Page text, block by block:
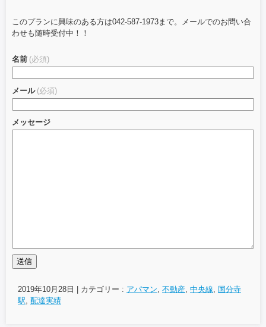
このプランに興味のある方は042-587-1973まで。メールでのお問い合
わせも随時受付中！！
名前 (必須)
メール (必須)
メッセージ
送信
2019年10月28日 カテゴリー : アパマン 不動産 中央線
国分寺
駅 配達実績